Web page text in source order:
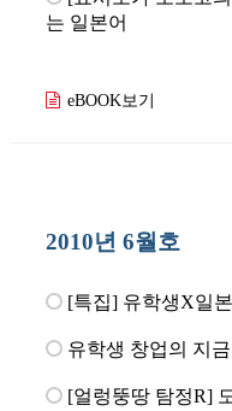
는 일본어
eBOOK보기
2010년 6월호
[특집] 유학생X일
유학생 창업의 지금
[얼렁뚱땅 탐정R]